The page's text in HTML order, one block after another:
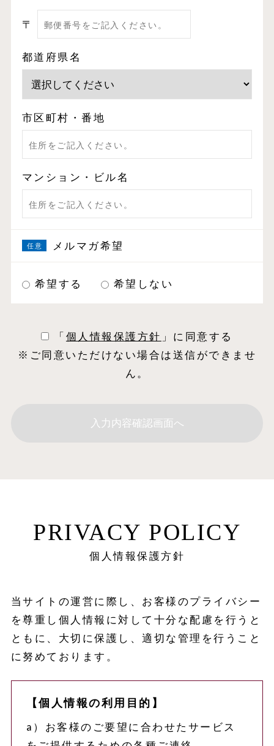
〒
都道府県名
市区町村・番地
マンション・ビル名
メルマガ希望
希望する 希望しない
「個⼈情報保護⽅針 」に同意する
※ご同意いただけない場合は送信ができませ
ん。
PRIVACY POLICY
個人情報保護方針
当サイトの運営に際し、お客様のプライバシー
を尊重し個人情報に対して十分な配慮を行うと
ともに、大切に保護し、適切な管理を行うこと
に努めております。
【個人情報の利用目的】
a）お客様のご要望に合わせたサービス